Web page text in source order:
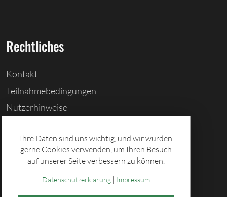
Rechtliches
Kontakt
Teilnahmebedingungen
Nutzerhinweise
Cookies löschen
Datenschutz
Ihre Daten sind uns wichtig, und wir würden
gerne Cookies verwenden, um Ihren Besuch
auf unserer Seite verbessern zu können.
Datenschutzerklärung| Impressum